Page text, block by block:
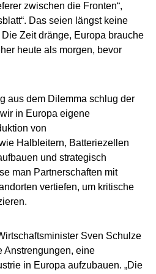
zwischen die Fronten“,
Das seien längst keine
Zeit dränge, Europa brauche
heute als morgen, bevor
aus dem Dilemma schlug der
in Europa eigene
von
Halbleitern, Batteriezellen
und strategisch
man Partnerschaften mit
vertiefen, um kritische
Sven Schulze
Anstrengungen, eine
in Europa aufzubauen. „Die